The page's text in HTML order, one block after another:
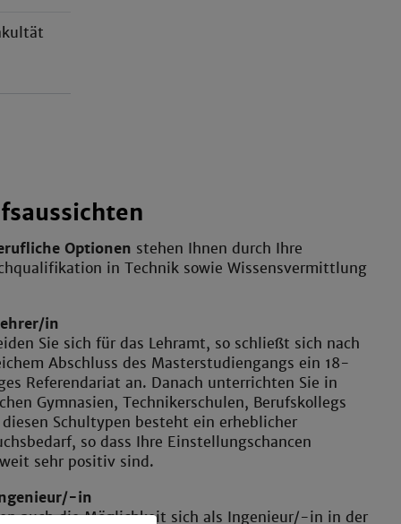
Optionen stehen Ihnen durch Ihre
in Technik sowie Wissensvermittlung
in
Sie sich für das Lehramt, so schließt sich nach
Abschluss des Masterstudiengangs ein 18-
Referendariat an. Danach unterrichten Sie in
Gymnasien, Technikerschulen, Berufskollegs
Schultypen besteht ein erheblicher
so dass Ihre Einstellungschancen
sehr positiv sind.
in
auch die Möglichkeit sich als Ingenieur/-in in der